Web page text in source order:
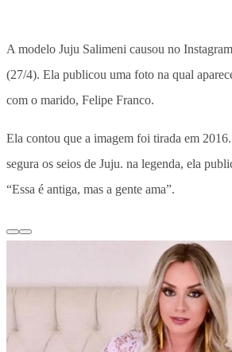
A modelo Juju Salimeni causou no
(27/4). Ela publicou uma foto na qual
com o marido, Felipe Franco.
Ela contou que a imagem foi tirada em
segura os seios de Juju. na legenda, ela
“Essa é antiga, mas a gente ama”.